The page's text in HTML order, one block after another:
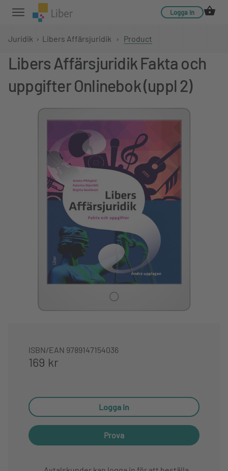
Logga in
Juridik › Libers Affärsjuridik › Product
Libers Affärsjuridik Fakta och
uppgifter Onlinebok (uppl 2)
ISBN/EAN 9789147154036
169 kr
Logga in
Prova